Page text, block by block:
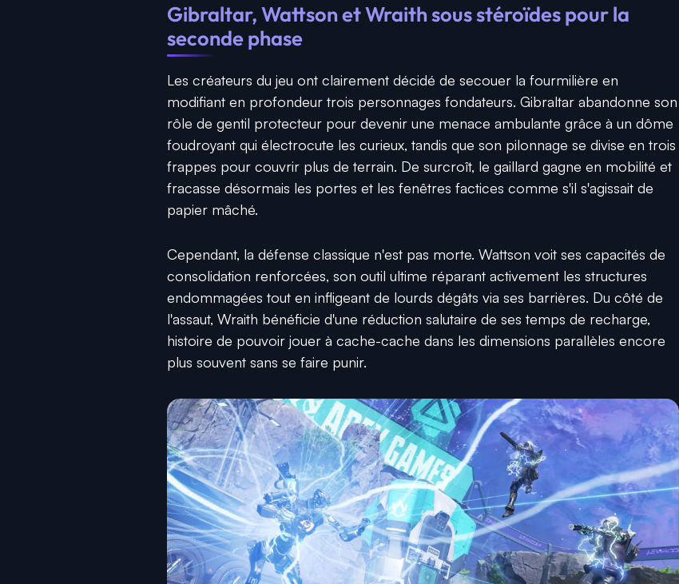
Gibraltar, Wattson et Wraith sous stéroïdes pour la
seconde phase
Les créateurs du jeu ont clairement décidé de secouer la fourmilière en
modifiant en profondeur trois personnages fondateurs. Gibraltar abandonne son
rôle de gentil protecteur pour devenir une menace ambulante grâce à un dôme
foudroyant qui électrocute les curieux, tandis que son pilonnage se divise en trois
frappes pour couvrir plus de terrain. De surcroît, le gaillard gagne en mobilité et
fracasse désormais les portes et les fenêtres factices comme s'il s'agissait de
papier mâché.
Cependant, la défense classique n'est pas morte. Wattson voit ses capacités de
consolidation renforcées, son outil ultime réparant activement les structures
endommagées tout en infligeant de lourds dégâts via ses barrières. Du côté de
l'assaut, Wraith bénéficie d'une réduction salutaire de ses temps de recharge,
histoire de pouvoir jouer à cache-cache dans les dimensions parallèles encore
plus souvent sans se faire punir.